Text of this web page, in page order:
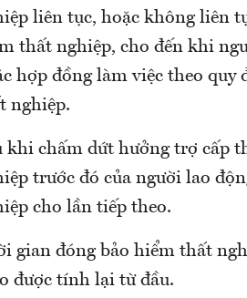
liên tục, hoặc không liên
thất nghiệp, cho đến khi
hợp đồng làm việc theo quy
nghiệp.
khi chấm dứt hưởng trợ cấp
trước đó của người lao
cho lần tiếp theo.
gian đóng bảo hiểm thất
được tính lại từ đầu.